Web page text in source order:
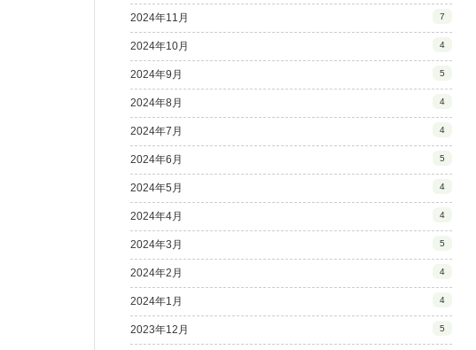
2024年11月 7
2024年10月 4
2024年9月 5
2024年8月 4
2024年7月 4
2024年6月 5
2024年5月 4
2024年4月 4
2024年3月 5
2024年2月 4
2024年1月 4
2023年12月 5